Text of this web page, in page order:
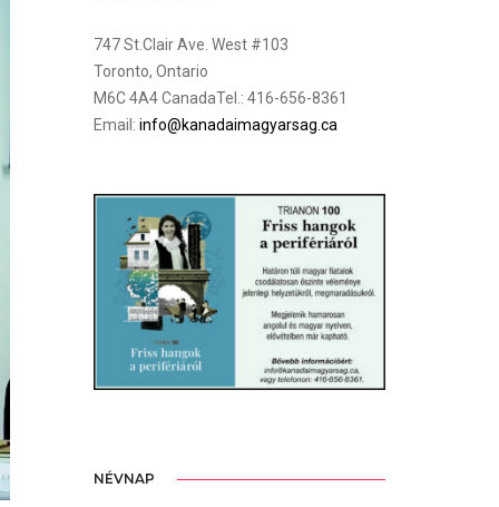
747 St.Clair Ave. West #103
Toronto, Ontario
M6C 4A4 CanadaTel.: 416-656-8361
Email: info@kanadaimagyarsag.ca
NÉVNAP